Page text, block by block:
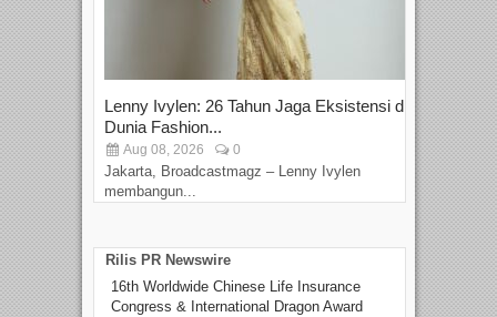
Lenny Ivylen: 26 Tahun Jaga Eksistensi di
Dunia Fashion...
Aug 08, 2026 0
Jakarta, Broadcastmagz – Lenny Ivylen
membangun...
Rilis PR Newswire
16th Worldwide Chinese Life Insurance
Congress & International Dragon Award